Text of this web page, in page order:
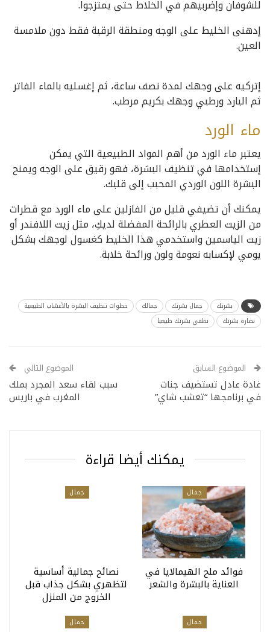
للشوفان وإضربيهم في الخلاط حتى يمتزجوا.
إدهنى الخليط على الوجه ومنطقة الرقبة فقط دون ملامسة
العين.
إتركيه على وجهك لمدة نصف ساعة، ثم إغسليه بالماء الفاتر
ثم البارد ورطبي وجهك بكريم مرطب.
ماء الورد
يعتبر ماء الورد من أهم المواد الطبيعية التي يمكن
إستخدامها في تنظيف البشرة، فهو رقيق على الوجه ويمنح
البشرة اللون الوردي المحبب إلى قلبك.
يمكنك أن تضيفي قليل من الفازلين على ماء الورد مع قطرات
من الزيت العطري بالرائحة المفضلة لديكِ، مثل زيت اللافندر أو
زيت الياسمين واستخدمي هذا الخليط كغسول لوجهك بشكل
يومي لإكسابه نعومة ولون ورائحة خلابة.
بشرتك جمال بشرتك جمالك
خطوات تنظيف البشرة بالأعشاب الطبيعية
نضارة بشرتك
نظفي بشرتك طبيعيا
الموضوع السابق
غادة عادل تستضيف جنات
في برنامجها “تعشب شاي”
الموضوع التالي
سبب لقاء سعد المجرد بملك
المغرب في باريس
يمكنك أيضا قراءة
جمال
فوائد ملح الهيمالايا في
العناية بالبشرة والشعر
جمال
نصائح جمالية أساسية
لتظهري بشكل جذاب قبل
الخروج من المنزل
جمال جمال